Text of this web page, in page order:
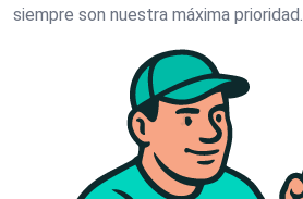
siempre son nuestra máxima prioridad.